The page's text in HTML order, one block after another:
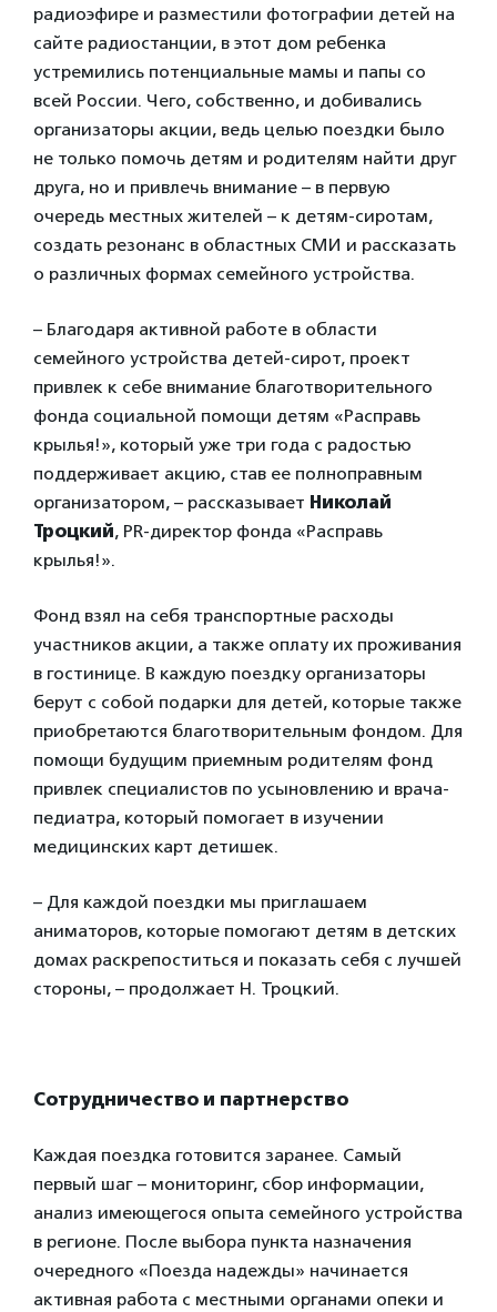
радиоэфире и разместили фотографии детей на
сайте радиостанции, в этот дом ребенка
устремились потенциальные мамы и папы со
всей России. Чего, собственно, и добивались
организаторы акции, ведь целью поездки было
не только помочь детям и родителям найти друг
друга, но и привлечь внимание – в первую
очередь местных жителей – к детям-сиротам,
создать резонанс в областных СМИ и рассказать
о различных формах семейного устройства.
– Благодаря активной работе в области
семейного устройства детей-сирот, проект
привлек к себе внимание благотворительного
фонда социальной помощи детям «Расправь
крылья!», который уже три года с радостью
поддерживает акцию, став ее полноправным
организатором, – рассказывает Николай
Троцкий, PR-директор фонда «Расправь
крылья!».
Фонд взял на себя транспортные расходы
участников акции, а также оплату их проживания
в гостинице. В каждую поездку организаторы
берут с собой подарки для детей, которые также
приобретаются благотворительным фондом. Для
помощи будущим приемным родителям фонд
привлек специалистов по усыновлению и врача-
педиатра, который помогает в изучении
медицинских карт детишек.
– Для каждой поездки мы приглашаем
аниматоров, которые помогают детям в детских
домах раскрепоститься и показать себя с лучшей
стороны, – продолжает Н. Троцкий.
Сотрудничество и партнерство
Каждая поездка готовится заранее. Самый
первый шаг – мониторинг, сбор информации,
анализ имеющегося опыта семейного устройства
в регионе. После выбора пункта назначения
очередного «Поезда надежды» начинается
активная работа с местными органами опеки и